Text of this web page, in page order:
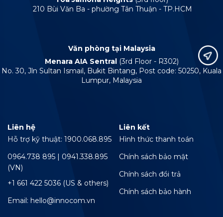
210 Bùi Văn Ba - phường Tân Thuận - TP.HCM
Văn phòng tại Malaysia
Menara AIA Sentral (3rd Floor - R302)
No. 30, Jln Sultan Ismail, Bukit Bintang, Post code: 50250, Kuala
Lumpur, Malaysia
Liên hệ
Hỗ trợ kỹ thuật: 1900.068.895
0964.738 895 | 0941.338.895
(VN)
+1 661 422 5036 (US & others)
Email: hello@innocom.vn
Liên kết
Hình thức thanh toán
Chính sách bảo mật
Chính sách đổi trả
Chính sách bảo hành